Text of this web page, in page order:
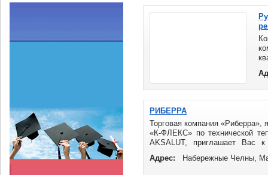
...
РИБЕРРА
Торговая компания
«К-ФЛЕКС» по технической
AKSALUT, приглашает Вас
Адрес: Набережные Челны,